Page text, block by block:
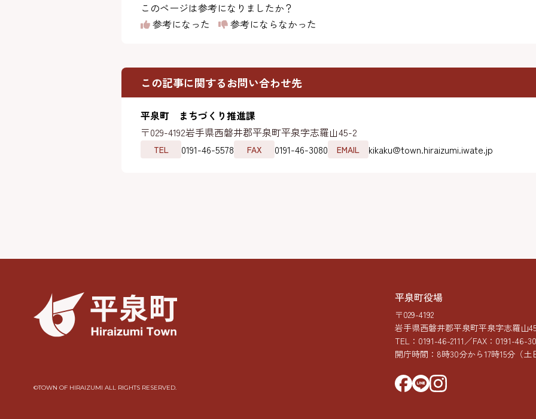
このページは参考になりましたか？
参考になった
参考にならなかった
この記事に関するお問い合わせ先
平泉町 まちづくり推進課
〒029-4192岩手県西磐井郡平泉町平泉字志羅山45-2
TEL 0191-46-5578 FAX 0191-46-3080 EMAIL kikaku@town.hiraizumi.iwate.jp
©︎TOWN OF HIRAIZUMI ALL RIGHTS RESERVED.
平泉町役場
〒029-4192
岩手県西磐井郡平泉町平泉字志羅山
TEL： 0191-46-2111／FAX：0191-46-
開庁時間：8時30分から17時15分 （